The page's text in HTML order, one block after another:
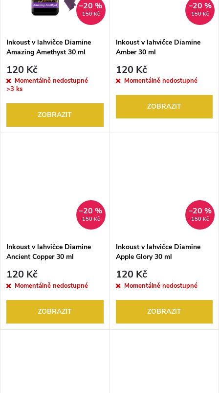
150 Kč
–20 %
Inkoust v lahvičce Diamine
Amazing Amethyst 30 ml
120 Kč
Momentálně nedostupné
>3 ks
ZOBRAZIT
150 Kč
–20 %
Inkoust v lahvičce Diamine
Amber 30 ml
120 Kč
Momentálně nedostupné
ZOBRAZIT
150 Kč
–20 %
Inkoust v lahvičce Diamine
Ancient Copper 30 ml
120 Kč
Momentálně nedostupné
ZOBRAZIT
150 Kč
–20 %
Inkoust v lahvičce Diamine
Apple Glory 30 ml
120 Kč
Momentálně nedostupné
ZOBRAZIT